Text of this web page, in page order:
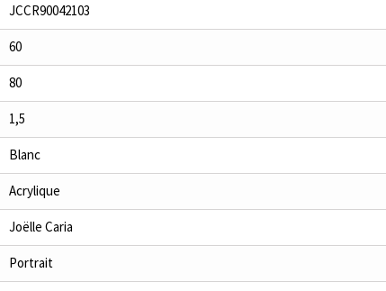
JCCR90042103
60
80
1,5
Blanc
Acrylique
Joëlle Caria
Portrait